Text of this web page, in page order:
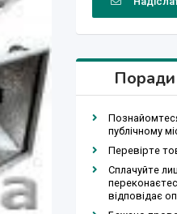
Поради
публічному
Перевірте
Сплачуйте
відповідає